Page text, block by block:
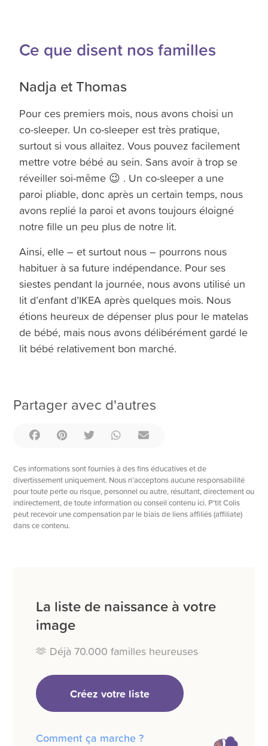
Ce que disent nos familles
Nadja et Thomas
Pour ces premiers mois, nous avons choisi un
co-sleeper. Un co-sleeper est très pratique,
surtout si vous allaitez. Vous pouvez facilement
mettre votre bébé au sein. Sans avoir à trop se
réveiller soi-même 😉 . Un co-sleeper a une
paroi pliable, donc après un certain temps, nous
avons replié la paroi et avons toujours éloigné
notre fille un peu plus de notre lit.
Ainsi, elle – et surtout nous – pourrons nous
habituer à sa future indépendance. Pour ses
siestes pendant la journée, nous avons utilisé un
lit d’enfant d’IKEA après quelques mois. Nous
étions heureux de dépenser plus pour le matelas
de bébé, mais nous avons délibérément gardé le
lit bébé relativement bon marché.
Partager avec d'autres
Ces informations sont fournies à des fins éducatives et de
divertissement uniquement. Nous n’acceptons aucune responsabilité
pour toute perte ou risque, personnel ou autre, résultant, directement ou
indirectement, de toute information ou conseil contenu ici. P’tit Colis
peut recevoir une compensation par le biais de liens affiliés (affiliate)
dans ce contenu.
La liste de naissance à votre
image
🫶 Déjà 70.000 familles heureuses
Créez votre liste
Comment ça marche ?